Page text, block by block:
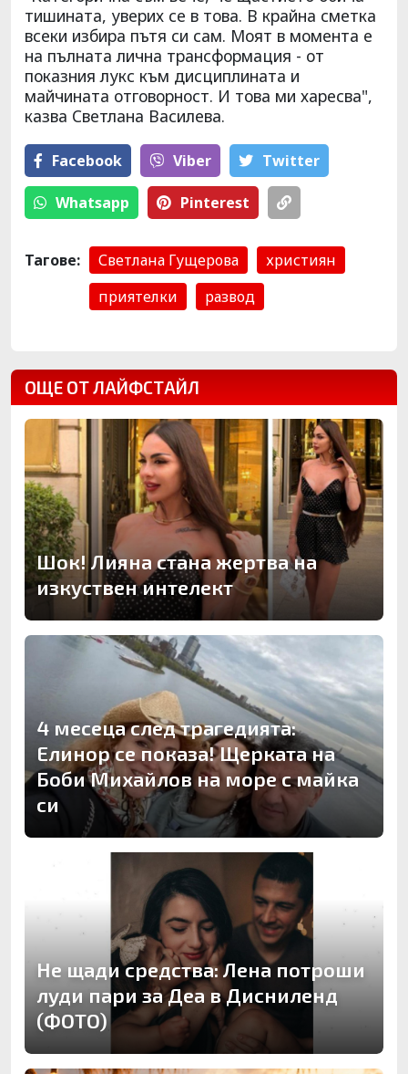
тишината, уверих се в това. В крайна сметка
всеки избира пътя си сам. Моят в момента е
на пълната лична трансформация - от
показния лукс към дисциплината и
майчината отговорност. И това ми харесва",
казва Светлана Василева.
Facebook Viber Тwitter
Whatsapp Pinterest
Тагове: Светлана Гущерова
християн
приятелки
развод
ОЩЕ ОТ ЛАЙФСТАЙЛ
Шок! Лияна стана жертва на
изкуствен интелект
4 месеца след трагедията:
Елинор се показа! Щерката на
Боби Михайлов на море с майка
си
Не щади средства: Лена потроши
луди пари за Деа в Дисниленд
(ФОТО)